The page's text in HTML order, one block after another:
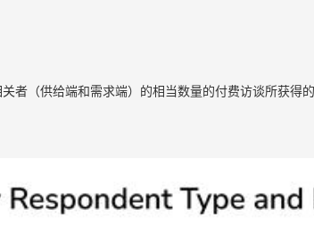
（供给端和需求端）的相当数量的付费访谈所获得的